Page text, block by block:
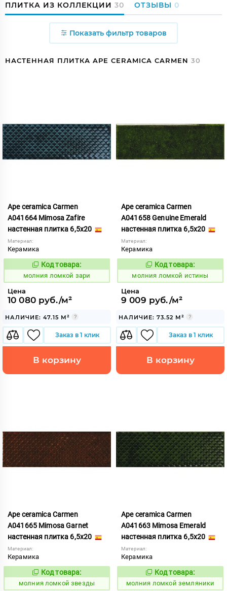
ПЛИТКА ИЗ КОЛЛЕКЦИИ 30 ОТЗЫВЫ 0
Показать фильтр товаров
НАСТЕННАЯ ПЛИТКА APE CERAMICA CARMEN 30
Ape ceramica Carmen
A041664 Mimosa Zafire
настенная плитка 6,5x20
Материал:
Керамика
Код:
1006028
Код товара:
молния ломкой зари
Цена
10 080 руб./м²
НАЛИЧИЕ: 47.15 М²
Заказ в 1 клик
В корзину
Ape ceramica Carmen
A041658 Genuine Emerald
настенная плитка 6,5x20
Материал:
Керамика
Код:
1006036
Код товара:
молния ломкой истины
Цена
9 009 руб./м²
НАЛИЧИЕ: 73.52 М²
Заказ в 1 клик
В корзину
Ape ceramica Carmen
A041665 Mimosa Garnet
настенная плитка 6,5x20
Материал:
Керамика
Код:
1006029
Код товара:
молния ломкой звезды
Ape ceramica Carmen
A041663 Mimosa Emerald
настенная плитка 6,5x20
Материал:
Керамика
Код:
1006031
Код товара:
молния ломкой земляники